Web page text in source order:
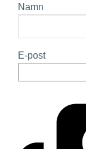
Namn
E-post